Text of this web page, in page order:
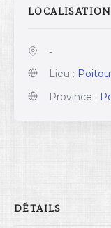
LOCALISATION
-
Lieu :
Province :
DÉTAILS